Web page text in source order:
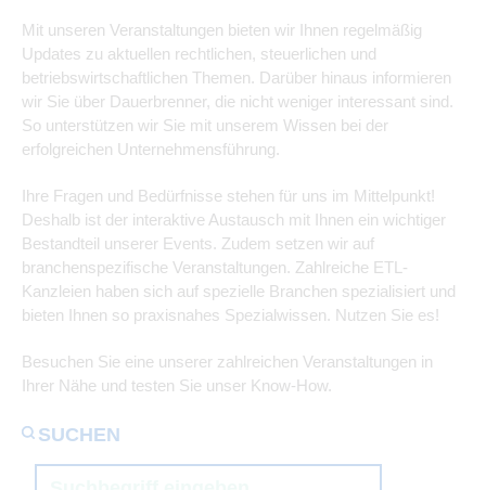
Mit unseren Veranstaltungen bieten wir Ihnen regelmäßig
Updates zu aktuellen rechtlichen, steuerlichen und
betriebswirtschaftlichen Themen. Darüber hinaus informieren
wir Sie über Dauerbrenner, die nicht weniger interessant sind.
So unterstützen wir Sie mit unserem Wissen bei der
erfolgreichen Unternehmensführung.
Ihre Fragen und Bedürfnisse stehen für uns im Mittelpunkt!
Deshalb ist der interaktive Austausch mit Ihnen ein wichtiger
Bestandteil unserer Events. Zudem setzen wir auf
branchenspezifische Veranstaltungen. Zahlreiche ETL-
Kanzleien haben sich auf spezielle Branchen spezialisiert und
bieten Ihnen so praxisnahes Spezialwissen. Nutzen Sie es!
Besuchen Sie eine unserer zahlreichen Veranstaltungen in
Ihrer Nähe und testen Sie unser Know-How.
SUCHEN